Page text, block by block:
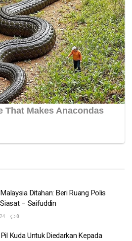
Ditahan: Beri Ruang Polis
– Saifuddin
0
Kuda Untuk Diedarkan Kepada